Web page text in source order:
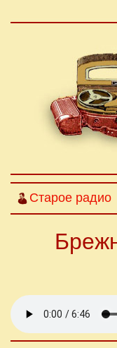
Старое радио